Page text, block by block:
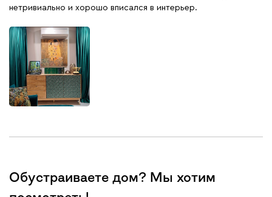
нетривиально и хорошо вписался в интерьер.
Обустраиваете дом? Мы хотим